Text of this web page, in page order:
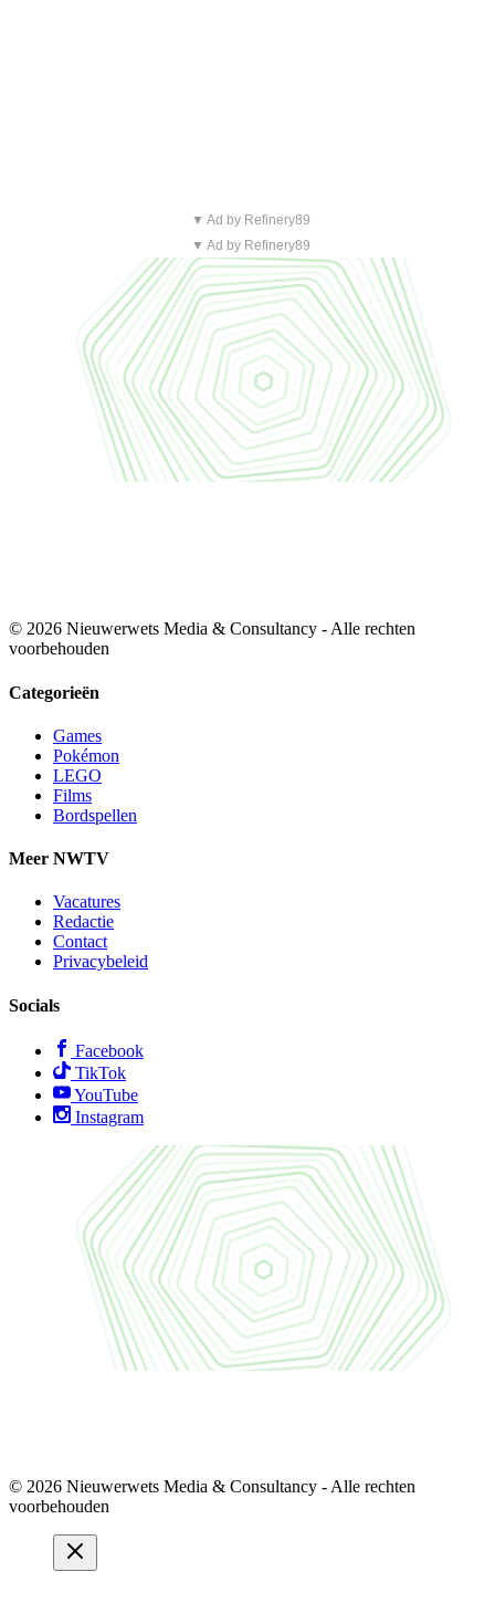
▼ Ad by Refinery89
▼ Ad by Refinery89
© 2026 Nieuwerwets Media & Consultancy - Alle rechten
voorbehouden
Categorieën
Games
Pokémon
LEGO
Films
Bordspellen
Meer NWTV
Vacatures
Redactie
Contact
Privacybeleid
Socials
Facebook
TikTok
YouTube
Instagram
© 2026 Nieuwerwets Media & Consultancy - Alle rechten
voorbehouden